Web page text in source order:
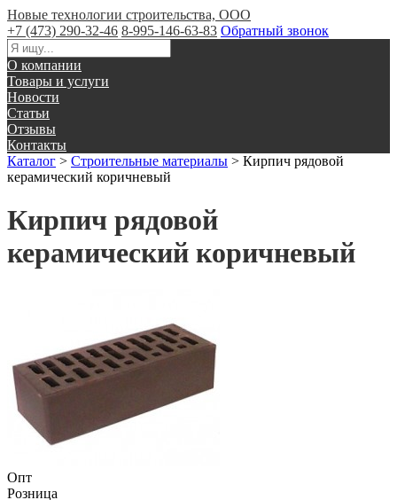
Новые технологии строительства, ООО
+7 (473) 290-32-46 8-995-146-63-83 Обратный звонок
О компании
Товары и услуги
Новости
Статьи
Отзывы
Контакты
Каталог > Строительные материалы > Кирпич рядовой
керамический коричневый
Кирпич рядовой
керамический коричневый
Опт
Розница